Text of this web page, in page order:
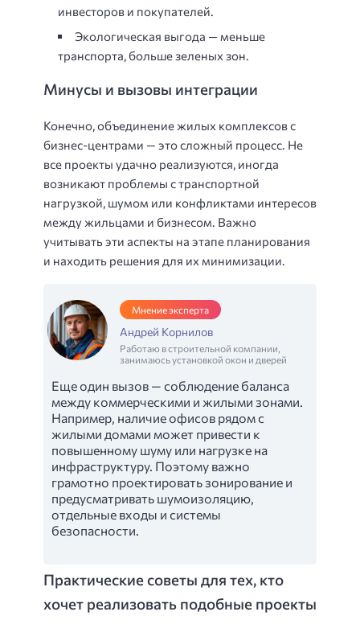
инвесторов и покупателей.
Экологическая выгода — меньше
транспорта, больше зеленых зон.
Минусы и вызовы интеграции
Конечно, объединение жилых комплексов с
бизнес-центрами — это сложный процесс. Не
все проекты удачно реализуются, иногда
возникают проблемы с транспортной
нагрузкой, шумом или конфликтами интересов
между жильцами и бизнесом. Важно
учитывать эти аспекты на этапе планирования
и находить решения для их минимизации.
Мнение эксперта
Андрей Корнилов
Работаю в строительной компании,
занимаюсь установкой окон и дверей
Еще один вызов — соблюдение баланса
между коммерческими и жилыми зонами.
Например, наличие офисов рядом с
жилыми домами может привести к
повышенному шуму или нагрузке на
инфраструктуру. Поэтому важно
грамотно проектировать зонирование и
предусматривать шумоизоляцию,
отдельные входы и системы
безопасности.
Практические советы для тех, кто
хочет реализовать подобные проекты